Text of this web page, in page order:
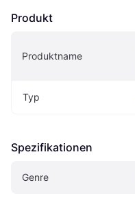
Produkt
Produktname
Typ
Spezifikationen
Genre